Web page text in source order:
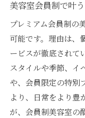
美容室会員制で叶
プレミアム会員制の
可能です。理由は、
ービスが徹底されて
スタイルや季節、イ
や、会員限定の特別
より、日常をより豊
が、会員制美容室の